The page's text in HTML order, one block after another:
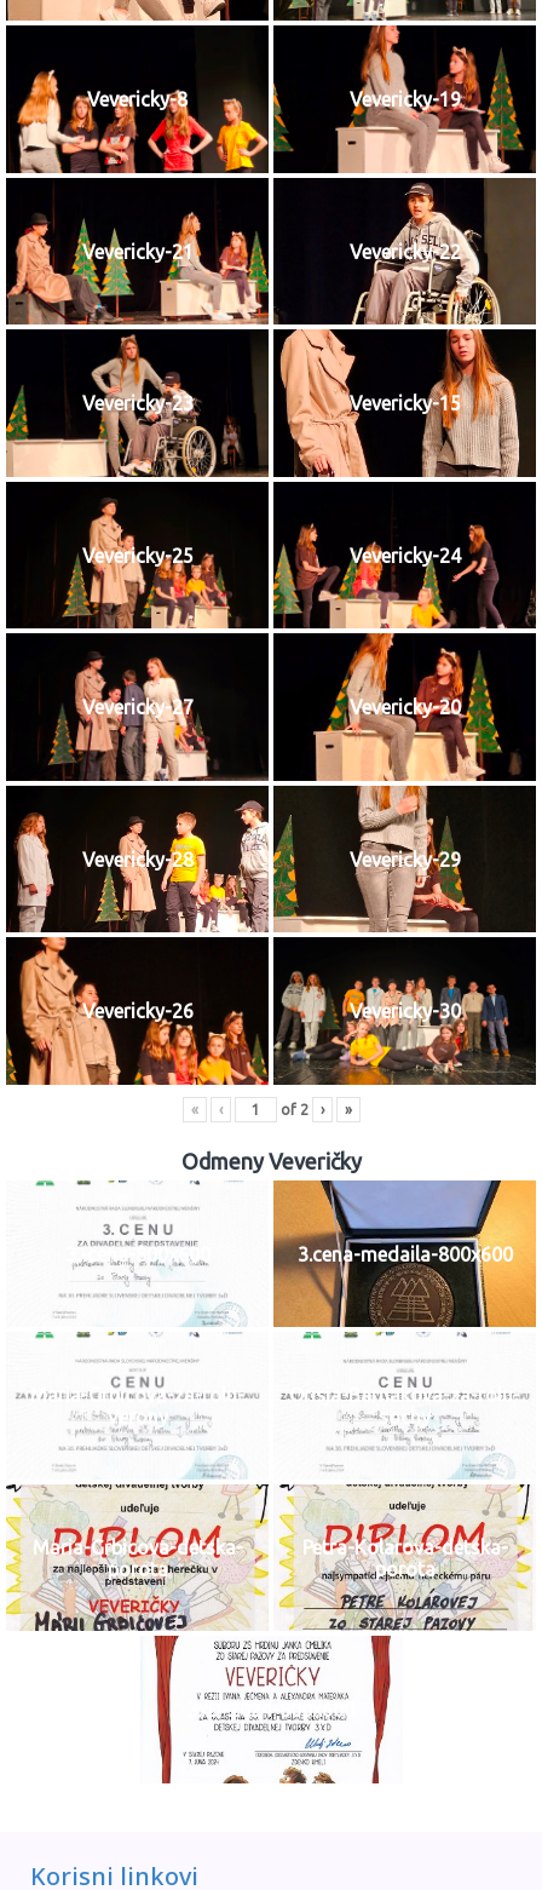
Vevericky-8 Vevericky-19
Vevericky-21 Vevericky-22
Vevericky-23 Vevericky-15
Vevericky-25 Vevericky-24
Vevericky-27 Vevericky-20
Vevericky-28 Vevericky-29
Vevericky-26 Vevericky-30
« ‹ of 2 › »
Odmeny Veveričky
3.-cena-800x600 3.cena-medaila-800x600
Maria-Grbicova-za-rolu-
Verony
Orisja-Barnakova-za-rolu-
sochy
Maria-Grbicova-detska-
porota
Petra-Kolarova-detska-
porota
3xD-2024-800x600
Korisni linkovi